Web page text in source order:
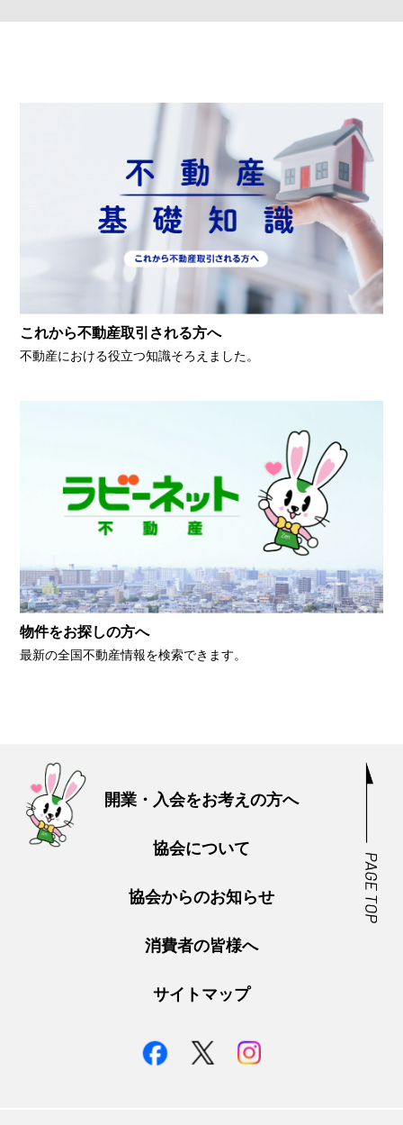
これから不動産取引される方へ
不動産における役立つ知識そろえました。
物件をお探しの方へ
最新の全国不動産情報を検索できます。
開業・入会をお考えの方へ
協会について
協会からのお知らせ
消費者の皆様へ
サイトマップ